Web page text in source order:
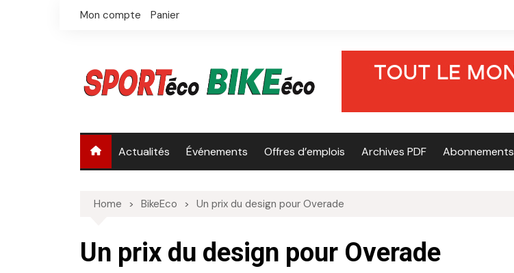
Mon compte Panier
Actualités Événements Offres d’emplois Archives PDF Abonnements
Home BikeEco Un prix du design pour Overade
Un prix du design pour Overade